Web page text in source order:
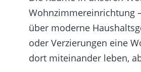
Wohnzimmereinrichtung
über moderne
oder Verzierungen eine
dort miteinander leben,